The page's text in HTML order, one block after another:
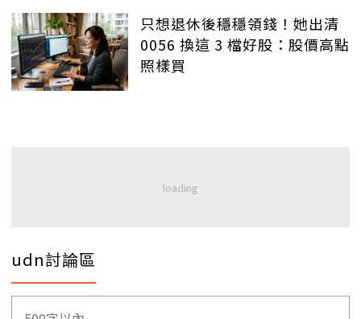
只想退休後穩穩領錢！她出清
0056 換這 3 檔好股：股價高點
照樣買
udn討論區